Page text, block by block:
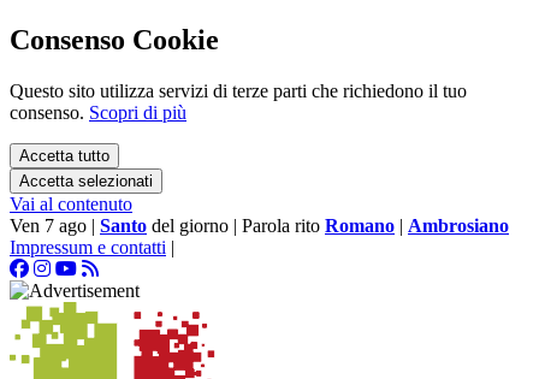
Consenso Cookie
Questo sito utilizza servizi di terze parti che richiedono il tuo
consenso. Scopri di più
Accetta tutto
Accetta selezionati
Vai al contenuto
Ven 7 ago | Santo del giorno | Parola rito Romano | Ambrosiano
Impressum e contatti |